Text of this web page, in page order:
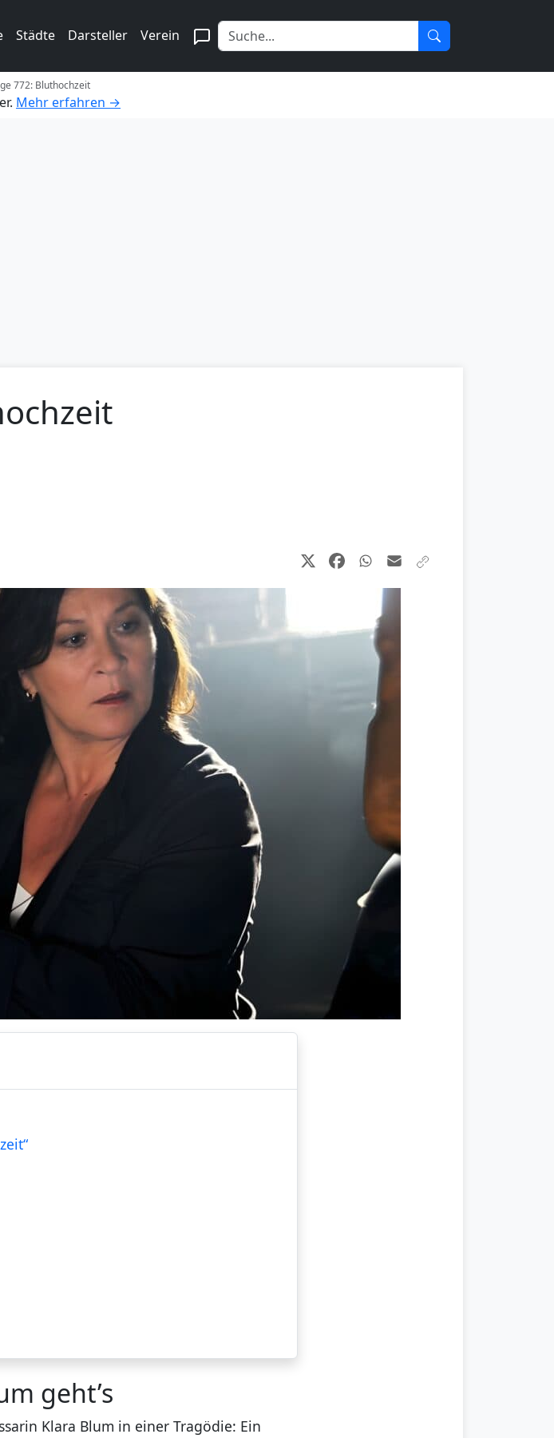
Städte Darsteller Verein
772: Bluthochzeit
Mehr erfahren →
geht’s
Klara Blum in einer Tragödie: Ein